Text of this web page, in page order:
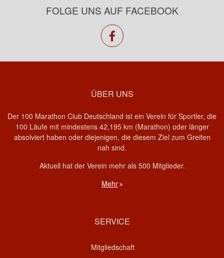
FOLGE UNS AUF FACEBOOK
facebook
ÜBER UNS
Der 100 Marathon Club Deutschland ist ein Verein für Sportler, die
100 Läufe mit mindestens 42,195 km (Marathon) oder länger
absolviert haben oder diejenigen, die diesem Ziel zum Greifen
nah sind.
Aktuell hat der Verein mehr als 500 Mitglieder.
Mehr
SERVICE
Mitgliedschaft